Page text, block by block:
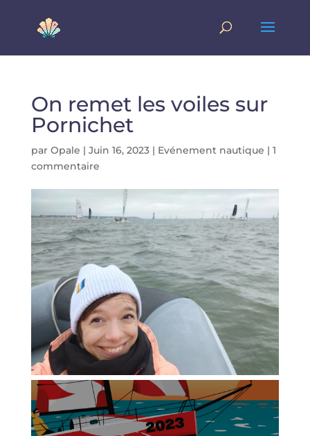
On remet les voiles sur
Pornichet
par Opale | Juin 16, 2023| Evénement nautique | 1
commentaire